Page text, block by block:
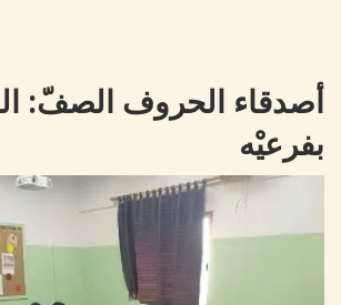
أصدقاء الحروف الصفّ:
بفرعيْه